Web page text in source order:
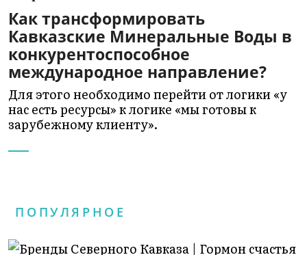
Как трансформировать
Кавказские Минеральные Воды в
конкурентоспособное
международное направление?
Для этого необходимо перейти от логики «у
нас есть ресурсы» к логике «мы готовы к
зарубежному клиенту».
ПОПУЛЯРНОЕ